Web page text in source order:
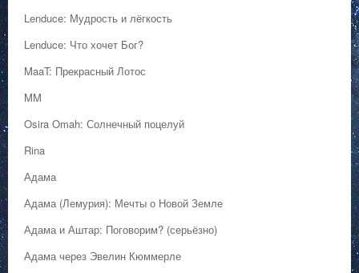
Lenduce: Мудрость и лёгкость
Lenduce: Что хочет Бог?
MaaT: Прекрасный Лотос
MM
Osira Omah: Солнечный поцелуй
Rina
Адама
Адама (Лемурия): Мечты о Новой Земле
Адама и Аштар: Поговорим? (серьёзно)
Адама через Эвелин Кюммерле